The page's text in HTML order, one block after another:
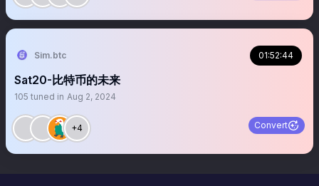
Sim.btc 01:52:44
Sat20-比特币的未来
105 tuned in Aug 2, 2024
+4 Convert